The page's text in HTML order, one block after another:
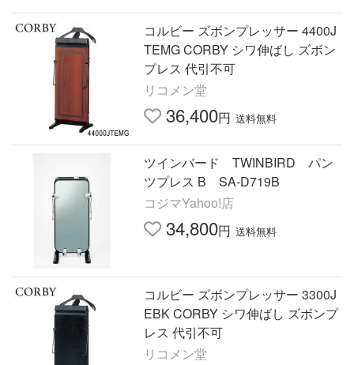
コルビー ズボンプレッサー 4400J
TEMG CORBY シワ伸ばし ズボン
プレス 代引不可
リコメン堂
36,400円 送料無料
ツインバード TWINBIRD パン
ツプレス B SA-D719B
コジマYahoo!店
34,800円 送料無料
コルビー ズボンプレッサー 3300J
EBK CORBY シワ伸ばし ズボンプ
レス 代引不可
リコメン堂